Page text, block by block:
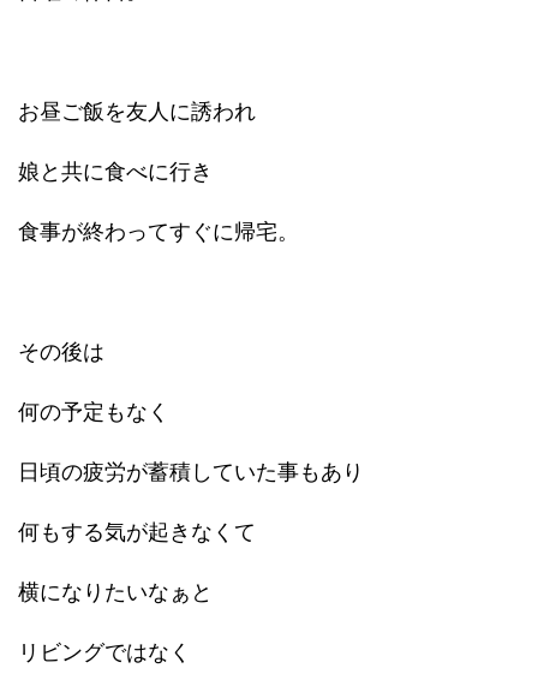
お昼ご飯を友人に誘われ
娘と共に食べに行き
食事が終わってすぐに帰宅。
その後は
何の予定もなく
日頃の疲労が蓄積していた事もあり
何もする気が起きなくて
横になりたいなぁと
リビングではなく